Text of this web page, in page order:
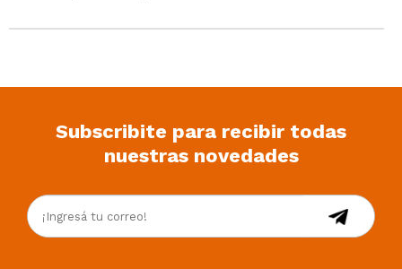
Subscribite para recibir todas
nuestras novedades